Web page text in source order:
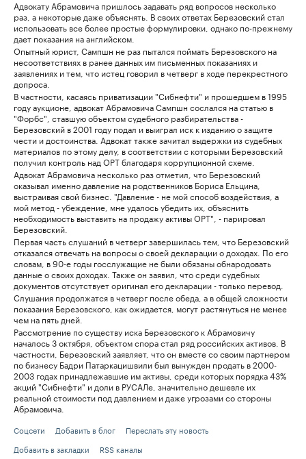
Адвокату Абрамовича пришлось задавать ряд вопросов несколько
раз, а некоторые даже объяснять. В своих ответах Березовский стал
использовать все более простые формулировки, однако по-прежнему
дает показания на английском.
Опытный юрист, Сампшн не раз пытался поймать Березовского на
несоответствиях в ранее данных им письменных показаниях и
заявлениях и тем, что истец говорил в четверг в ходе перекрестного
допроса.
В частности, касаясь приватизации "Сибнефти" и прошедшем в 1995
году аукционе, адвокат Абрамовича Сампшн сослался на статью в
"Форбс", ставшую объектом судебного разбирательства -
Березовский в 2001 году подал и выиграл иск к изданию о защите
чести и достоинства. Адвокат также зачитал выдержки из судебных
материалов по этому делу, в соответствии с которыми Березовский
получил контроль над ОРТ благодаря коррупционной схеме.
Адвокат Абрамовича несколько раз отметил, что Березовский
оказывал именно давление на родственников Бориса Ельцина,
выстраивая свой бизнес. "Давление - не мой способ воздействия, а
мой метод - убеждение, мне удалось убедить их, объяснить
необходимость выставить на продажу активы ОРТ", - парировал
Березовский.
Первая часть слушаний в четверг завершилась тем, что Березовский
отказался отвечать на вопросы о своей декларации о доходах. По его
словам, в 90-е годы госслужащие не были обязаны обнародовать
данные о своих доходах. Также он заявил, что среди судебных
документов отсутствует оригинал его декларации - только перевод.
Слушания продолжатся в четверг после обеда, а в общей сложности
показания Березовского, как ожидается, могут растянуться не менее
чем на пять дней.
Рассмотрение по существу иска Березовского к Абрамовичу
началось 3 октября, объектом спора стал ряд российских активов. В
частности, Березовский заявляет, что он вместе со своим партнером
по бизнесу Бадри Патаркацишвили был вынужден продать в 2000-
2003 годах принадлежавшие им активы, среди которых порядка 43%
акций "Сибнефти" и доли в РУСАЛе, значительно дешевле их
реальной стоимости под давлением и даже угрозами со стороны
Абрамовича.
Соцсети Добавить в блог
Переслать эту новость
Добавить в закладки
RSS каналы